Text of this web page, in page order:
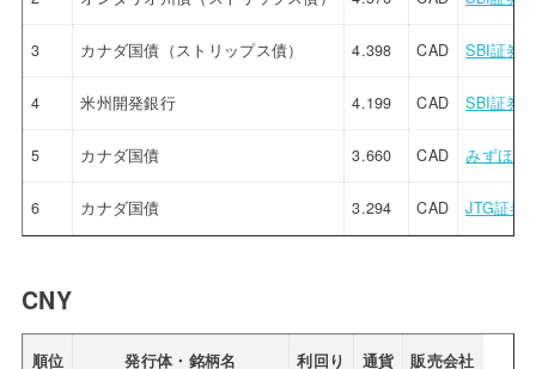
3 カナダ国債（ストリップス債） 4.398 CAD SBI証券
4 米州開発銀行 4.199 CAD SBI証券
5 カナダ国債 3.660 CAD みずほ証
6 カナダ国債 3.294 CAD JTG証券
CNY
順位 発行体・銘柄名 利回り 通貨 販売会社